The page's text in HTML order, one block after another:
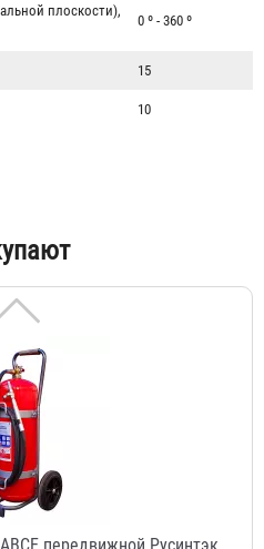
плоскости),
0 º - 360 º
15
10
80) BCE передвижной
передвижной Русинтэк
₽